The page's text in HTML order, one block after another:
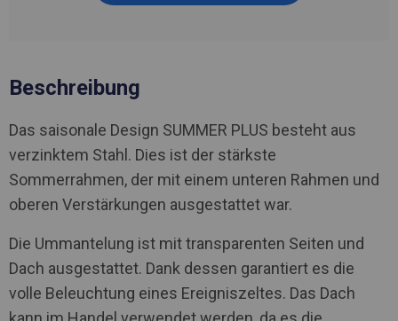
Beschreibung
Das saisonale Design SUMMER PLUS besteht aus
verzinktem Stahl. Dies ist der stärkste
Sommerrahmen, der mit einem unteren Rahmen und
oberen Verstärkungen ausgestattet war.
Die Ummantelung ist mit transparenten Seiten und
Dach ausgestattet. Dank dessen garantiert es die
volle Beleuchtung eines Ereigniszeltes. Das Dach